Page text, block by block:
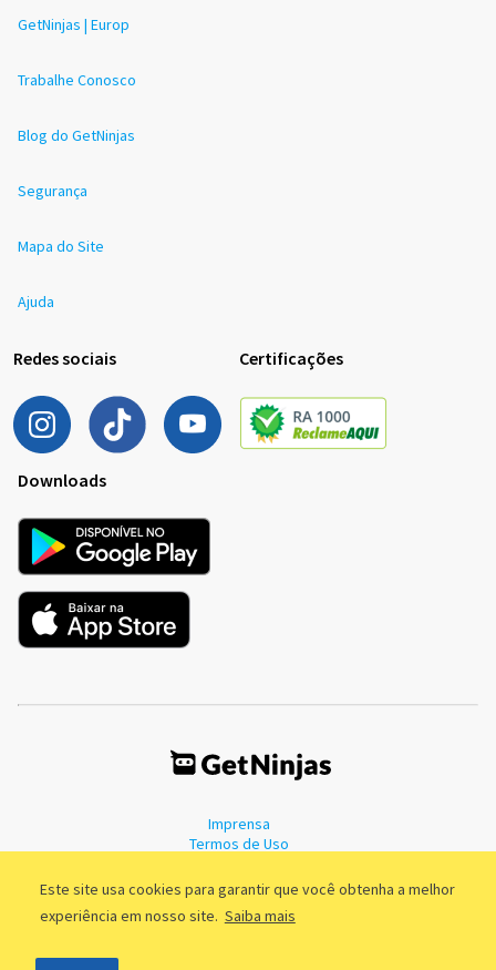
Este site usa cookies para garantir que você obtenha a melhor
experiência em nosso site. Saiba mais
GetNinjas | Europ
Trabalhe Conosco
Blog do GetNinjas
Segurança
Mapa do Site
Ajuda
Redes sociais Certificações
Downloads
Imprensa
Termos de Uso
©2011 - 2026, GetNinjas LTDA. CNPJ 55.744.877/0001-89 - Rua Dr.